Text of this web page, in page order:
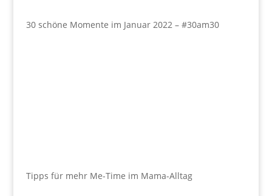
30 schöne Momente im Januar 2022 – #30am30
Tipps für mehr Me-Time im Mama-Alltag